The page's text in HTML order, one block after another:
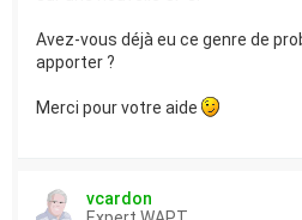
Avez-vous déjà eu ce genre de
apporter ?
Merci pour votre aide
vcardon